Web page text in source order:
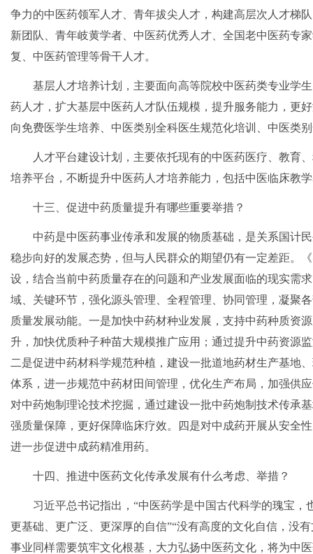
争力的中医药领军人才、青年拔尖人才，构建高层次人才梯
新团队、青年岐黄学者、中医药优秀人才、全国老中医药专
复、中医药管理等骨干人才。
基层人才培养计划，主要面向高等院校中医药类专业学
药人才，扩大基层中医药人才队伍规模，提升服务能力，更
向免费医学生培养、中医类别全科医生规范化培训、中医类
人才平台建设计划，主要依托现有的中医药医疗、教育
培养平台，不断提升中医药人才培养能力，包括中医临床教
十三、促进中药质量提升有哪些重要举措？
中药是中医药事业传承和发展的物质基础，是关系国计
稳步向好的发展态势，但与人民群众的期望仍有一定差距。
设，结合当前中药质量存在的问题和产业发展面临的现实需
域、关键环节，强化源头管理、全程管理、协同管理，凝聚
质量发展动能。一是加快中药材种业发展，支持中药种质资
升，加快优质种子种苗大规模推广应用；通过提升中药资源
二是促进中药材科学规范种植，建设一批道地药材生产基地
体系，进一步规范中药材田间管理，优化生产布局，加强供
对中药炮制理论技术挖掘，通过建设一批中药炮制技术传承
强质量保障，更好保障临床疗效。四是对中成药开展从安全
进一步促进中成药精准用药。
十四、推进中医药文化传承发展有什么考虑、举措？
习近平总书记指出，“中医药学是中国古代科学的瑰宝
更基础、更广泛、更深厚的自信”“没有高度的文化自信，没
事业同样需要筑牢文化根基，大力弘扬中医药文化，将为中